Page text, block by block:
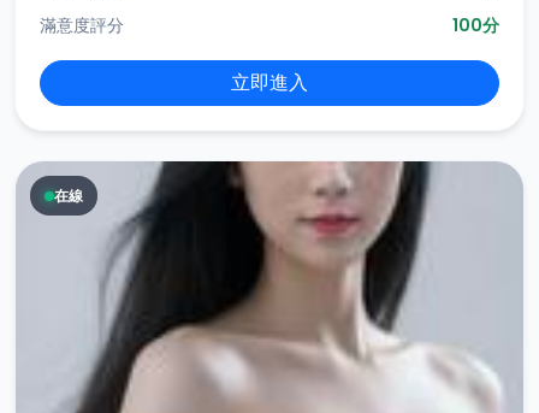
滿意度評分
100分
立即進入
在線